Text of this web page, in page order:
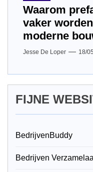
Waarom
vaker
moderne
Jesse De Loper 18/
FIJNE
BedrijvenBuddy
Bedrijven